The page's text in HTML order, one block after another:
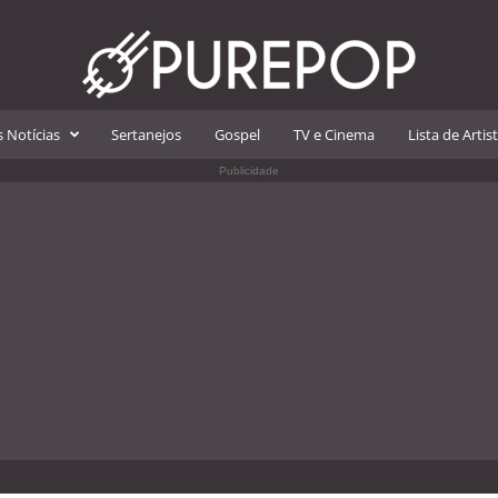
Notícias Sertanejos Gospel TV e Cinema Lista de
Publicidade